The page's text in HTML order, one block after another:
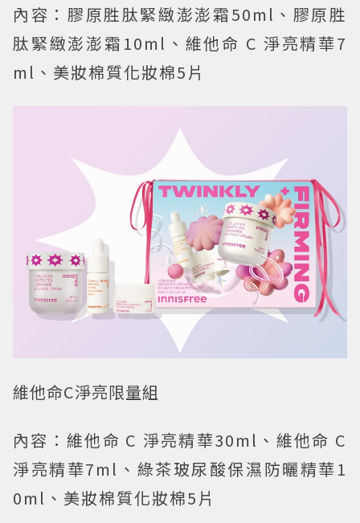
內容：膠原胜肽緊緻澎澎霜50ml、膠原胜
肽緊緻澎澎霜10ml、維他命 C 淨亮精華7
ml、美妝棉質化妝棉5片
維他命C淨亮限量組
內容：維他命 C 淨亮精華30ml、維他命 C
淨亮精華7ml、綠茶玻尿酸保濕防曬精華1
0ml、美妝棉質化妝棉5片